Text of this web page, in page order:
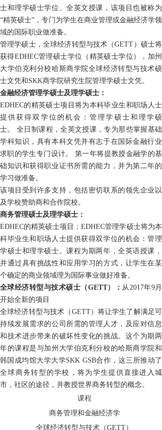
士和理学硕士学位。全英文授课，该项目也被称为
“精英硕士” ，专门为学生在商业管理或金融经济学领
域的国际职业做准备。
管理学硕士，全球经济转型与技术（GETT ）硕士将
获得EDHEC管理硕士学位（ 精英硕士学位 ），加州
大学伯克利分校哈斯商学院全球经济转型与技术硕
士文凭和 SKK商学院研究生院管理学硕士文凭。
金融经济管理学硕士及理学硕士 ：
EDHEC的精英硕士项目 将为本科毕业生和职场人士
提供获得双学位的机会：管理学 硕士和 理 学硕
士。
全日制课程 ，全英文授课，专为那些掌握基础
学科知识，具有本科文凭并有志于在 国际金融行业
求职的学生专门设计。 第一年将提教授金融学的基
础知识和获得职业证书所需的能力，并为第二年的
学习做准备。
该项目受到许多支持，包括密切联系的领先企业 以
及学校赞助商和合作院校。
商务管理硕士及理学硕士：
EDHEC的精英硕士项目：EDHEC管理学硕士将为本
科毕业生和职场人士提供获得双学位的机会 ：管理
学硕士和理学硕士。课程为期两年 ，全英语授课，
并通过具有挑战性和应用学习的方式， 让学生在某
个确定的商业领域理为国际事业做好准备。
全球经济转型与技术硕士 （GETT） ： 从2017年9月
开始全新的项目
全球经济转型与技术（ GETT）将让学生了解满足可
持续发展需求的公司所需的管理人才， 及 应对信息
和技术进步带来的破坏性变化的挑战。这个为期两
年的课程是与加州大学伯克利分校的哈斯商学院和
韩国成均馆大学大学SKK GSB合作， 这三所推动了
全球商务转型的学校，将为 学生提供直接进入城
市，社区 的途径，并教授世界商务转型的概念。
课程
商务管理和金融经济学
全球经济转型与技术（GETT）